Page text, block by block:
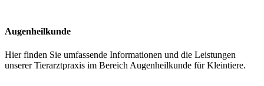
Augenheilkunde
Hier finden Sie umfassende Informationen und die Leistungen
unserer Tierarztpraxis im Bereich Augenheilkunde für Kleintiere.